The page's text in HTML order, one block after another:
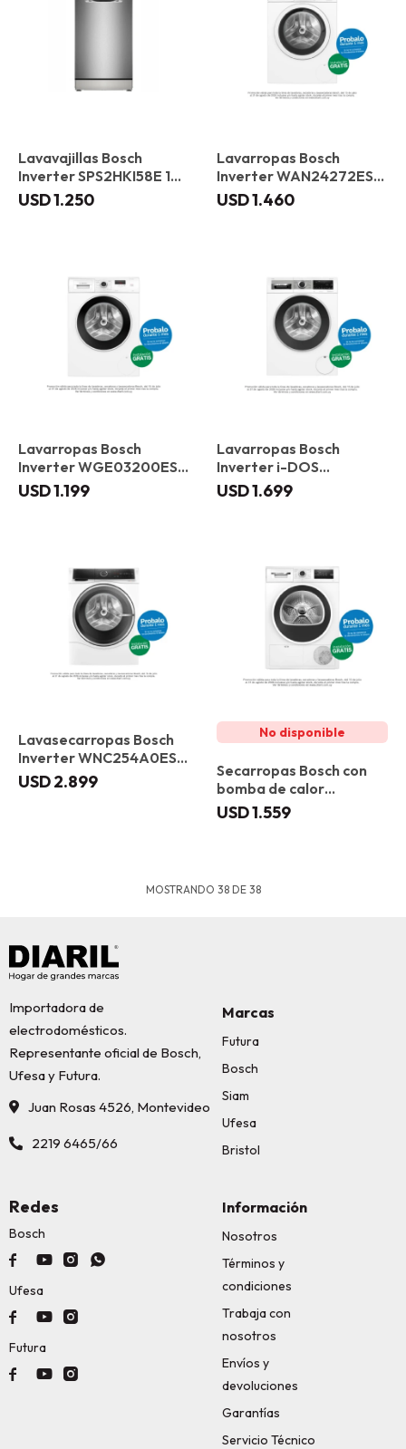
Lavavajillas Bosch
Inverter SPS2HKI58E 10
servicios
USD1.250
Lavarropas Bosch
Inverter WAN24272ES
Carga frontal 8 kg
USD1.460
Lavarropas Bosch
Inverter WGE03200ES 8
kg
USD1.199
Lavarropas Bosch
Inverter i-DOS
WGG244F1ES 9 kg
USD1.699
Lavasecarropas Bosch
Inverter WNC254A0ES
10,5/6kg
USD2.899
Secarropas Bosch con
bomba de calor
WTR83200ES 8 kg
USD1.559
MOSTRANDO 38DE 38
Importadora de
electrodomésticos.
Representante oficial de Bosch,
Ufesa y Futura.
Juan Rosas 4526, Montevideo
2219 6465/66
Marcas
Futura
Bosch
Siam
Ufesa
Bristol
Información
Nosotros
Términos y
condiciones
Trabaja con
nosotros
Envíos y
devoluciones
Garantías
Servicio Técnico
Redes
Bosch
   
Ufesa
  
Futura
  